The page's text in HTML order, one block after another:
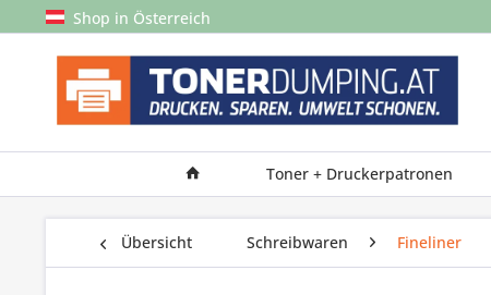
Shop in Österreich
Toner + Druckerpatronen
Übersicht Schreibwaren Fineliner